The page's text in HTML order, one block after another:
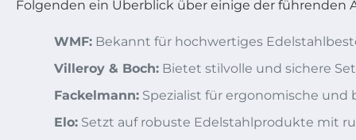
Folgenden ein Überblick über einige der führenden
WMF: Bekannt für hochwertiges
Villeroy & Boch: Bietet stilvolle und sichere
Fackelmann: Spezialist für ergonomische und
Elo: Setzt auf robuste Edelstahlprodukte mit